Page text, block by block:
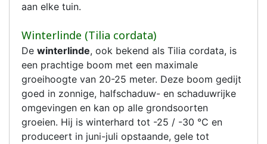
aan elke tuin.
Winterlinde (Tilia cordata)
De winterlinde, ook bekend als Tilia cordata, is
een prachtige boom met een maximale
groeihoogte van 20-25 meter. Deze boom gedijt
goed in zonnige, halfschaduw- en schaduwrijke
omgevingen en kan op alle grondsoorten
groeien. Hij is winterhard tot -25 / -30 °C en
produceert in juni-juli opstaande, gele tot